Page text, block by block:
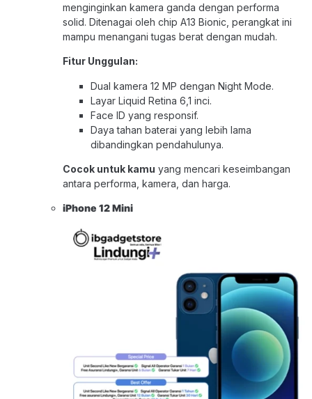
menginginkan kamera ganda dengan performa
solid. Ditenagai oleh chip A13 Bionic, perangkat ini
mampu menangani tugas berat dengan mudah.
Fitur Unggulan:
Dual kamera 12 MP dengan Night Mode.
Layar Liquid Retina 6,1 inci.
Face ID yang responsif.
Daya tahan baterai yang lebih lama
dibandingkan pendahulunya.
Cocok untuk kamu yang mencari keseimbangan
antara performa, kamera, dan harga.
iPhone 12 Mini